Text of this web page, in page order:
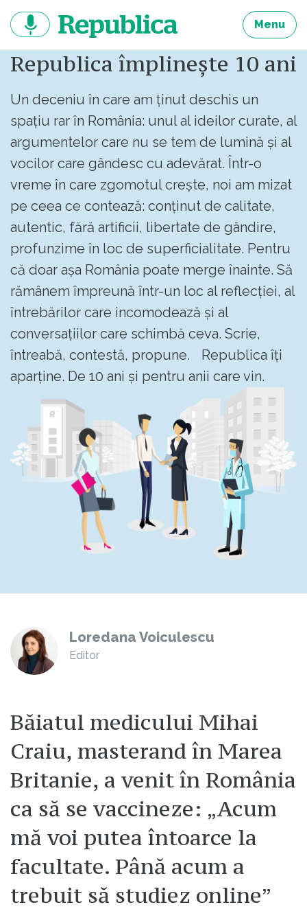
continut
Menu
Republica împlinește 10 ani
Un deceniu în care am ținut deschis un
spațiu rar în România: unul al ideilor curate, al
argumentelor care nu se tem de lumină și al
vocilor care gândesc cu adevărat. Într-o
vreme în care zgomotul crește, noi am mizat
pe ceea ce contează: conținut de calitate,
autentic, fără artificii, libertate de gândire,
profunzime în loc de superficialitate. Pentru
că doar așa România poate merge înainte. Să
rămânem împreună într-un loc al reflecției, al
întrebărilor care incomodează și al
conversațiilor care schimbă ceva. Scrie,
întreabă, contestă, propune. Republica îți
aparține. De 10 ani și pentru anii care vin.
Loredana Voiculescu
Editor
Băiatul medicului Mihai
Craiu, masterand în Marea
Britanie, a venit în România
ca să se vaccineze: „Acum
mă voi putea întoarce la
facultate. Până acum a
trebuit să studiez online”